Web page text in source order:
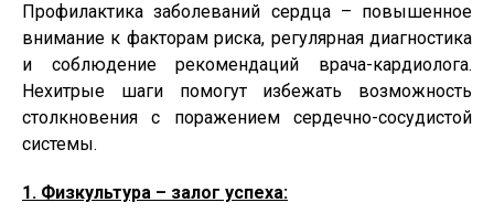
Профилактика заболеваний сердца – повышенное
внимание к факторам риска, регулярная диагностика
и соблюдение рекомендаций врача-кардиолога.
Нехитрые шаги помогут избежать возможность
столкновения с поражением сердечно-сосудистой
системы.
1. Физкультура – залог успеха: